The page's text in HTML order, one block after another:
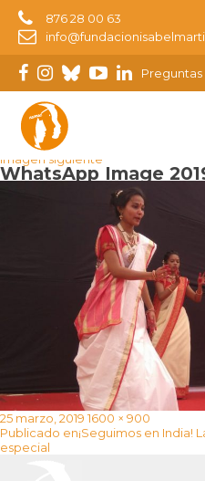
876 28 00 63
Imagen anterior
Imagen siguiente
WhatsApp Image
Publicado
el
25 marzo, 2019 Tamaño
completo
1600 × 900
Navegación
de
entradas
Publicado en¡Seguimos en India!
especial